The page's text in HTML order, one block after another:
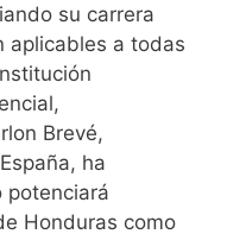
su carrera
aplicables a todas
Brevé,
ha
potenciará
Honduras como